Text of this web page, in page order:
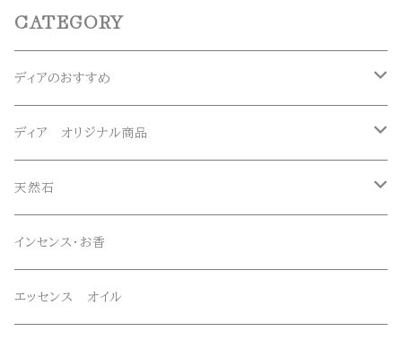
CATEGORY
ディアのおすすめ
ガネーシュヒマール産水晶
マニハール産水晶
スーパーセブン
ディア オリジナル商品
オリジナルブレスレット
オリジナルペンダント
オリジナルエッセンススプレー
天然石
ブレスレット
ネックレス・ペンダントトップ
インセンス・お香
エッセンス オイル